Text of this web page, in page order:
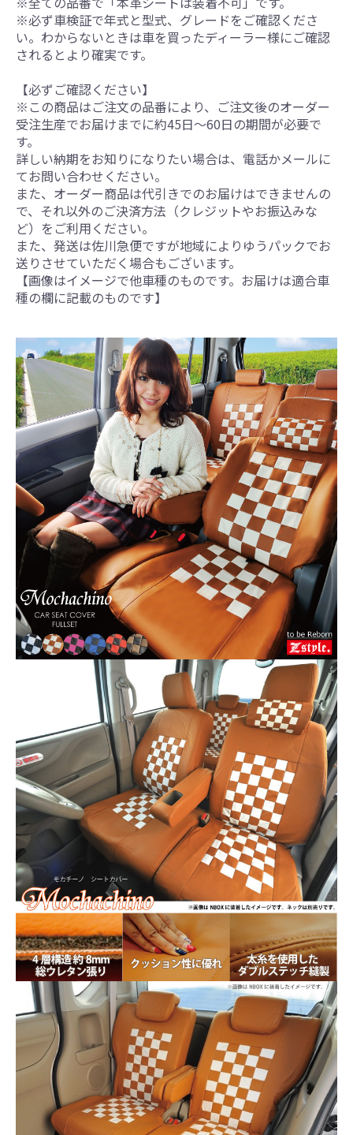
※必ず車検証で年式と型式、グレードをご確認くださ
い。わからないときは車を買ったディーラー様にご確認
されるとより確実です。
【必ずご確認ください】
※この商品はご注文の品番により、ご注文後のオーダー
受注生産でお届けまでに約45日～60日の期間が必要で
す。
詳しい納期をお知りになりたい場合は、電話かメールに
てお問い合わせください。
また、オーダー商品は代引きでのお届けはできませんの
で、それ以外のご決済方法（クレジットやお振込みな
ど）をご利用ください。
また、発送は佐川急便ですが地域によりゆうパックでお
送りさせていただく場合もございます。
【画像はイメージで他車種のものです。お届けは適合車
種の欄に記載のものです】